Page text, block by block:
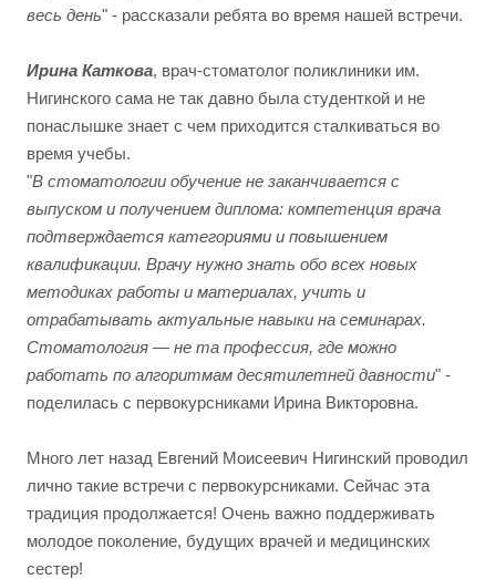
весь день" - рассказали ребята во время нашей встречи.
Ирина Каткова, врач-стоматолог поликлиники им.
Нигинского сама не так давно была студенткой и не
понаслышке знает с чем приходится сталкиваться во
время учебы.
"В стоматологии обучение не заканчивается с
выпуском и получением диплома: компетенция врача
подтверждается категориями и повышением
квалификации. Врачу нужно знать обо всех новых
методиках работы и материалах, учить и
отрабатывать актуальные навыки на семинарах.
Стоматология — не та профессия, где можно
работать по алгоритмам десятилетней давности" -
поделилась с первокурсниками Ирина Викторовна.
Много лет назад Евгений Моисеевич Нигинский проводил
лично такие встречи с первокурсниками. Сейчас эта
традиция продолжается! Очень важно поддерживать
молодое поколение, будущих врачей и медицинских
сестер!